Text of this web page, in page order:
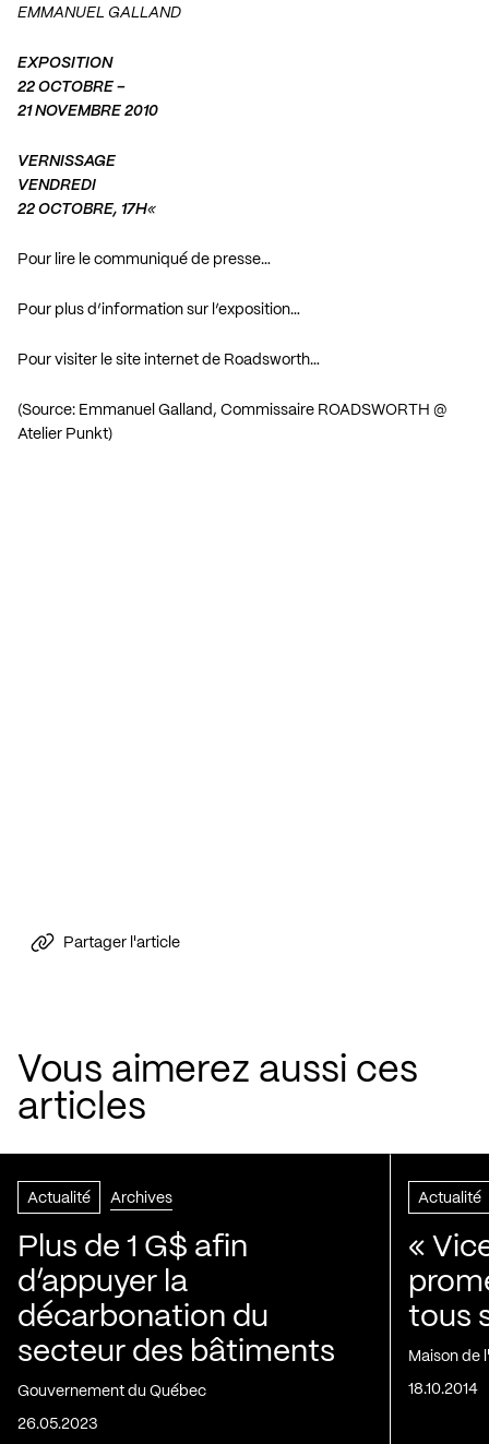
EMMANUEL GALLAND
EXPOSITION
22 OCTOBRE –
21 NOVEMBRE 2010
VERNISSAGE
VENDREDI
22 OCTOBRE, 17H«
Pour lire le communiqué de presse…
Pour plus d’information sur l’exposition…
Pour visiter le site internet de Roadsworth…
(Source: Emmanuel Galland, Commissaire ROADSWORTH @
Atelier Punkt)
Partager l'article
Vous aimerez aussi ces
articles
Actualité Archives
Plus de 1 G$ afin
d’appuyer la
décarbonation du
secteur des bâtiments
Gouvernement du Québec
26.05.2023
Actualité
«
tous
Maison de
18.10.2014